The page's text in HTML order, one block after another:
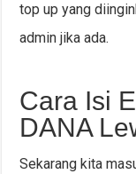
top up yang
admin jika ada.
Cara Isi
DANA
Sekarang kita